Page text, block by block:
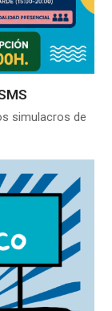
simulacros de